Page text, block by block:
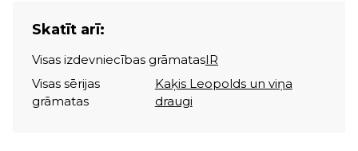
Skatīt arī:
Visas izdevniecības grāmatasIR
Visas sērijas
grāmatas
Kaķis Leopolds un viņa
draugi